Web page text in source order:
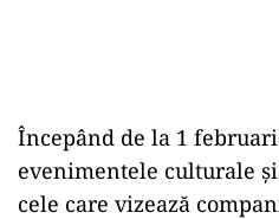
Începând de la 1
evenimentele culturale
cele care vizează